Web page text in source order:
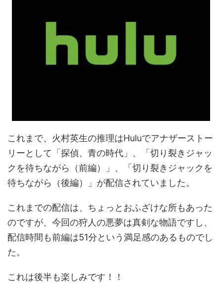
これまで、火村英生の推理はHuluでアナザーストー
リーとして「探偵、青の時代」、「切り裂きジャッ
クを待ちながら（前編）」、「切り裂きジャックを
待ちながら（後編）」が配信されていました。
これまでの配信は、ちょっとおふざけな所もあった
のですが、今回の狩人の悪夢は真剣な物語ですし、
配信時間も前編は51分という満足感のあるものでし
た。
これは後半も楽しみです！！